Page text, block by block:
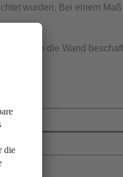
wurden. Bei einem
wie die Wand